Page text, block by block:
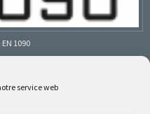
service web
1090